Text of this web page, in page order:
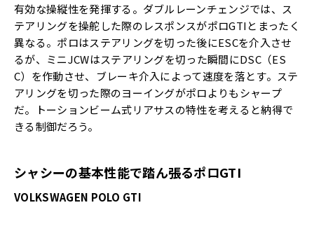
有効な操縦性を発揮する。ダブルレーンチェンジでは、ス
テアリングを操舵した際のレスポンスがポロGTIとまったく
異なる。ポロはステアリングを切った後にESCを介入させ
るが、ミニJCWはステアリングを切った瞬間にDSC（ES
C）を作動させ、ブレーキ介入によって速度を落とす。ステ
アリングを切った際のヨーイングがポロよりもシャープ
だ。トーションビーム式リアサスの特性を考えると納得で
きる制御だろう。
シャシーの基本性能で踏ん張るポロGTI
VOLKSWAGEN POLO GTI